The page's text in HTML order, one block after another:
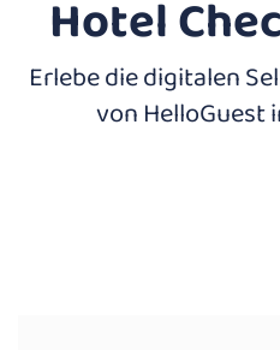
Hotel
Erlebe die digitalen
von HelloGuest